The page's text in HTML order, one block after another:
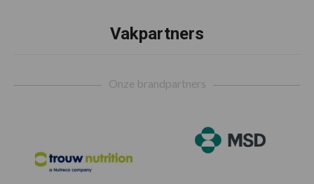
Vakpartners
Onze brandpartners